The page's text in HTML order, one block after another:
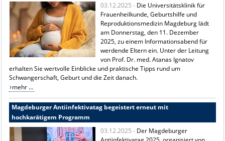
03.12.2025 - Die Universitätsklinik für
Frauenheilkunde, Geburtshilfe und
Reproduktionsmedizin Magdeburg lädt
am Donnerstag, den 11. Dezember
2025, zu einem Informationsabend für
werdende Eltern ein. Unter der Leitung
von Prof. Dr. med. Atanas Ignatov
erhalten Sie wertvolle Einblicke und praktische Tipps rund um
Schwangerschaft, Geburt und die Zeit danach.
mehr ...
Magdeburger Antiinfektivatag begeistert erneut mit
hochkarätigem Programm
03.12.2025 - Der Magdeburger